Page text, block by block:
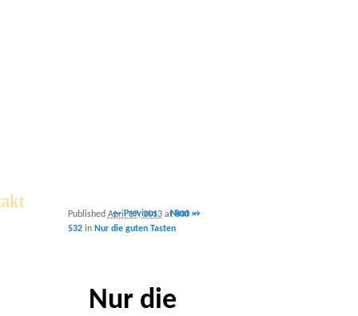
Image
navigation
← Previous Next →
Nur die
Published April 17, 2013at800 ×
532in Nur die guten Tasten